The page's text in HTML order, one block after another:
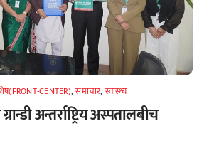
CENTER),समाचार, स्वास्थ्य
अन्तर्राष्ट्रिय अस्पतालबीच